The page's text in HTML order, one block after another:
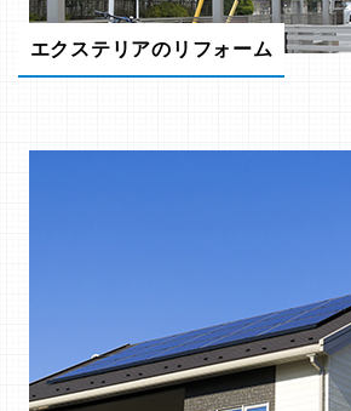
エクステリアのリフォーム